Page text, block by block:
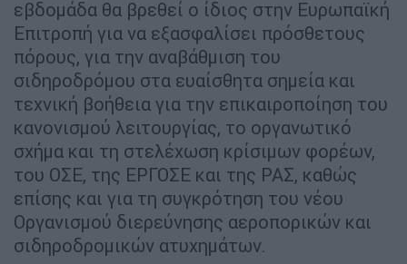
εβδομάδα θα βρεθεί ο ίδιος στην Ευρωπαϊκή
Επιτροπή για να εξασφαλίσει πρόσθετους
πόρους, για την αναβάθμιση του
σιδηροδρόμου στα ευαίσθητα σημεία και
τεχνική βοήθεια για την επικαιροποίηση του
κανονισμού λειτουργίας, το οργανωτικό
σχήμα και τη στελέχωση κρίσιμων φορέων,
του ΟΣΕ, της ΕΡΓΟΣΕ και της ΡΑΣ, καθώς
επίσης και για τη συγκρότηση του νέου
Οργανισμού διερεύνησης αεροπορικών και
σιδηροδρομικών ατυχημάτων.